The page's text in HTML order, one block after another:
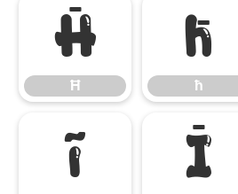
Ħ
Ħ
ħ
ħ
ĩ Ī